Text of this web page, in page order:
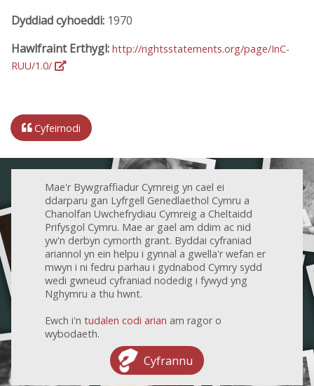
Dyddiad cyhoeddi: 1970
Hawlfraint Erthygl: http://rightsstatements.org/page/InC-
RUU/1.0/
Cyfeirnodi
Mae'r Bywgraffiadur Cymreig yn cael ei
ddarparu gan Lyfrgell Genedlaethol Cymru a
Chanolfan Uwchefrydiau Cymreig a Cheltaidd
Prifysgol Cymru. Mae ar gael am ddim ac nid
yw'n derbyn cymorth grant. Byddai cyfraniad
ariannol yn ein helpu i gynnal a gwella'r wefan er
mwyn i ni fedru parhau i gydnabod Cymry sydd
wedi gwneud cyfraniad nodedig i fywyd yng
Nghymru a thu hwnt.
Ewch i'n tudalen codi arian am ragor o
wybodaeth.
Cyfrannu